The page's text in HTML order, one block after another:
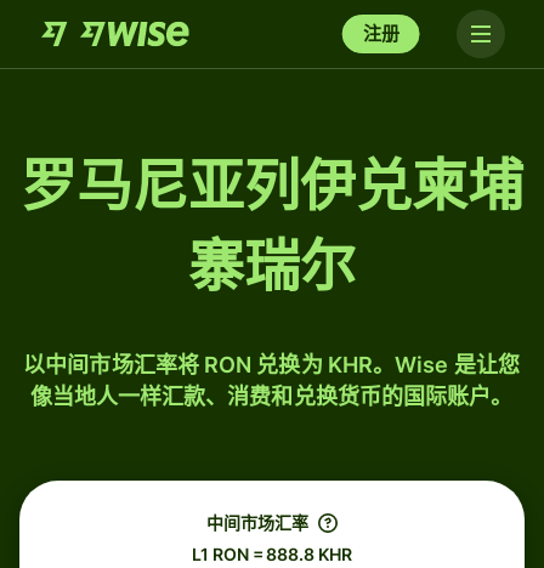
注册
罗马尼亚列伊兑柬埔
寨瑞尔
以中间市场汇率将 RON 兑换为 KHR。Wise 是让您
像当地人一样汇款、消费和兑换货币的国际账户。
中间市场汇率
L1 RON = 888.8 KHR